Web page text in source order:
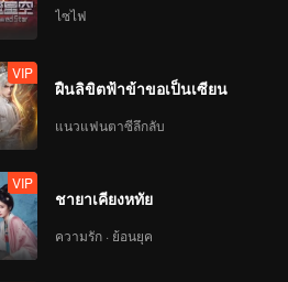
ไซไฟ
VIP
ฝืนลิขิตฟ้าข้าขอเป็นเซียน
แนวแฟนตาซีลึกลับ
VIP
ชายาเคียงหทัย
ความรัก · ย้อนยุค